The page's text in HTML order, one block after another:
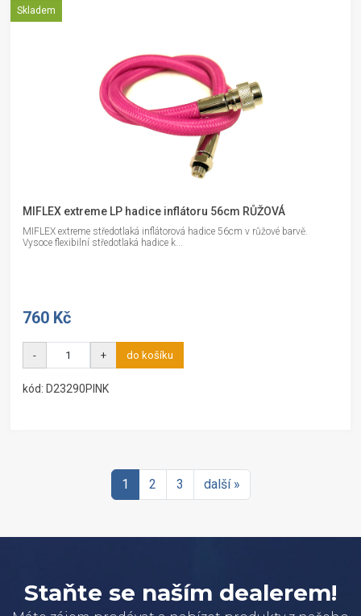
Skladem
MIFLEX extreme LP hadice inflátoru 56cm RŮŽOVÁ
MIFLEX extreme středotlaká inflátorová hadice 56cm v růžové barvě.
Vysoce flexibilní středotlaká hadice k...
760 Kč
- + do košíku
kód: D23290PINK
1 2 3 další »
Staňte se naším dealerem!